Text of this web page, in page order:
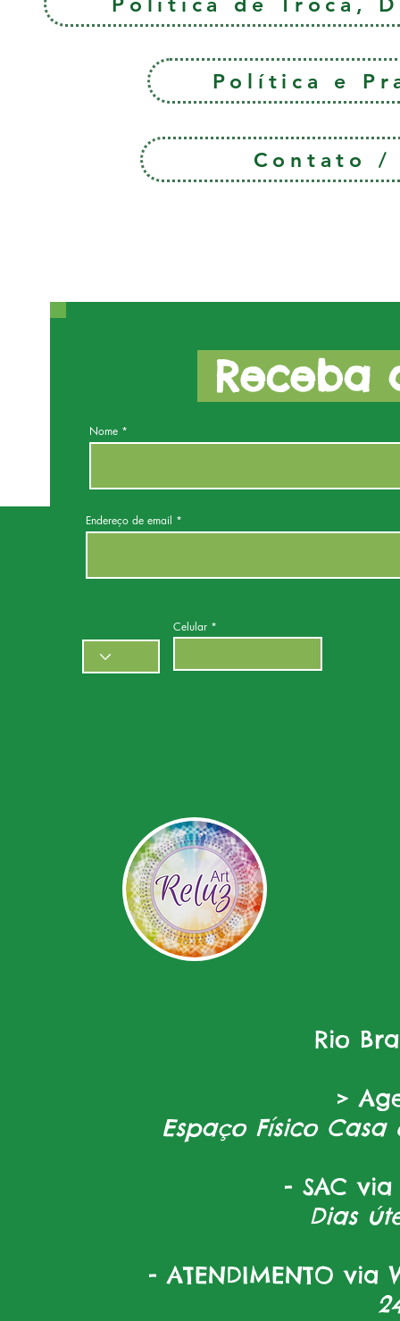
Política e
Contato /
Rio
>
Espaço Físico Casa
- SAC via
Dias
- ATENDIMENTO via
Receba
Nome
Endereço de email
Celular